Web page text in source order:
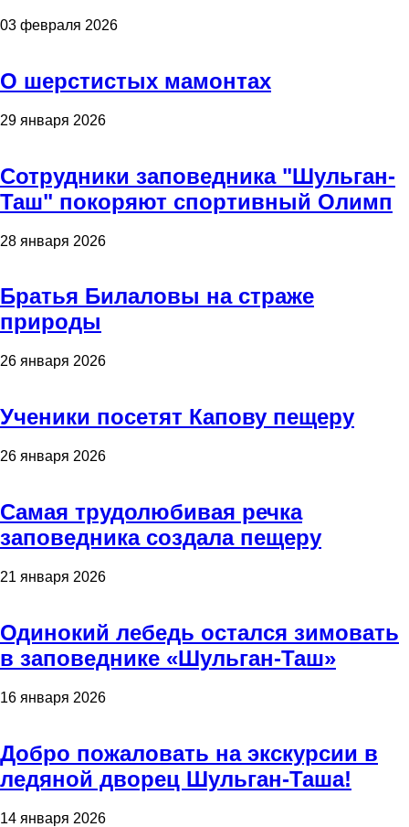
03 февраля 2026
О шерстистых мамонтах
29 января 2026
Сотрудники заповедника "Шульган-
Таш" покоряют спортивный Олимп
28 января 2026
Братья Билаловы на страже
природы
26 января 2026
Ученики посетят Капову пещеру
26 января 2026
Самая трудолюбивая речка
заповедника создала пещеру
21 января 2026
Одинокий лебедь остался зимовать
в заповеднике «Шульган-Таш»
16 января 2026
Добро пожаловать на экскурсии в
ледяной дворец Шульган-Таша!
14 января 2026